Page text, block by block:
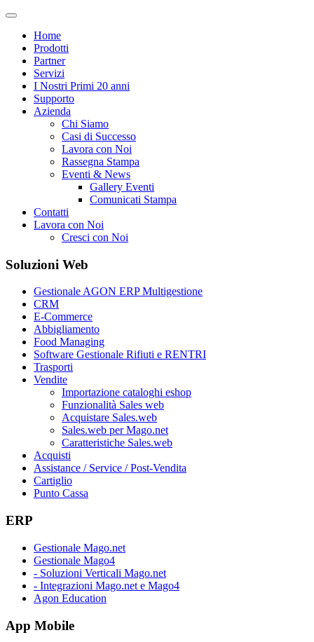
Home
Prodotti
Partner
Servizi
I Nostri Primi 20 anni
Supporto
Azienda
Chi Siamo
Casi di Successo
Lavora con Noi
Rassegna Stampa
Eventi & News
Gallery Eventi
Comunicati Stampa
Contatti
Lavora con Noi
Cresci con Noi
Soluzioni Web
Gestionale AGON ERP Multigestione
CRM
E-Commerce
Abbigliamento
Food Managing
Software Gestionale Rifiuti e RENTRI
Trasporti
Vendite
Importazione cataloghi eshop
Funzionalità Sales web
Acquistare Sales.web
Sales.web per Mago.net
Caratteristiche Sales.web
Acquisti
Assistance / Service / Post-Vendita
Cartiglio
Punto Cassa
ERP
Gestionale Mago.net
Gestionale Mago4
- Soluzioni Verticali Mago.net
- Integrazioni Mago.net e Mago4
Agon Education
App Mobile